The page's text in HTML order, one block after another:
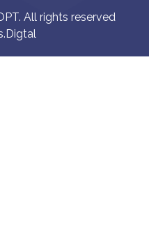
All rights reserved